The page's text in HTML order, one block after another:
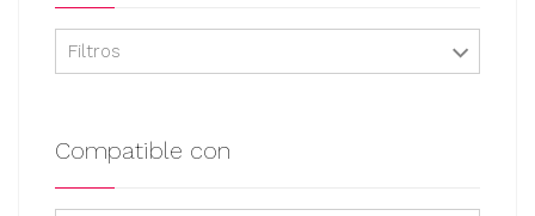
Filtros
Compatible con